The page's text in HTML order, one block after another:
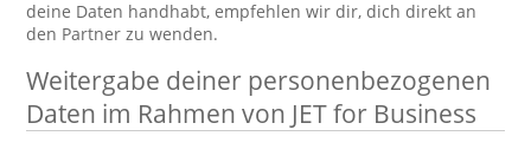
deine Daten handhabt, empfehlen wir dir, dich direkt an
den Partner zu wenden.
Weitergabe deiner personenbezogenen
Daten im Rahmen von JET for Business